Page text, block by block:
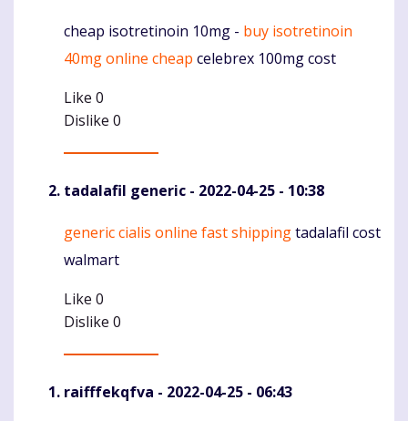
Komentaras
cheap isotretinoin 10mg - buy isotretinoin
40mg online cheap celebrex 100mg cost
Like 0
Dislike 0
tadalafil generic - 2022-04-25 - 10:38
Komentaras
generic cialis online fast shippingtadalafil cost
walmart
Like 0
Dislike 0
raifffekqfva - 2022-04-25 - 06:43